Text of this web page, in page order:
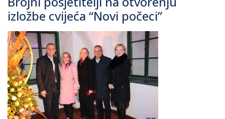
izložbe cvijeća “Novi počeci”